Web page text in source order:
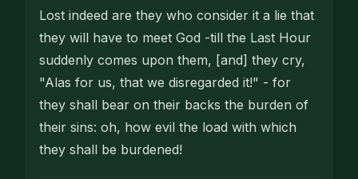
Lost indeed are they who consider it a lie that
they will have to meet God -till the Last Hour
suddenly comes upon them, [and] they cry,
"Alas for us, that we disregarded it!" - for
they shall bear on their backs the burden of
their sins: oh, how evil the load with which
they shall be burdened!